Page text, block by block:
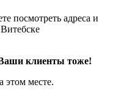
посмотреть адреса и
клиенты тоже!
этом месте.